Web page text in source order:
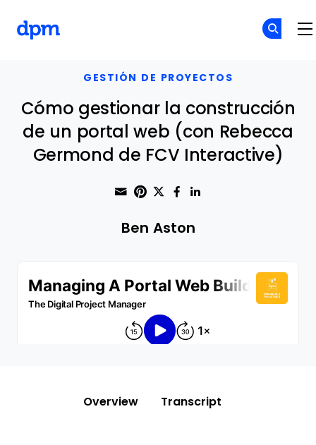
GESTIÓN DE PROYECTOS
Cómo gestionar la construcción
de un portal web (con Rebecca
Germond de FCV Interactive)
Share through Email
Print this page
Share on Pinterest
Share on Twitter
Share on
Ben Aston
Overview Transcript